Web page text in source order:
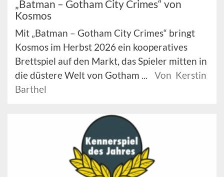
„Batman – Gotham City Crimes“ von
Kosmos
Mit „Batman – Gotham City Crimes“ bringt
Kosmos im Herbst 2026 ein kooperatives
Brettspiel auf den Markt, das Spieler mitten in
die düstere Welt von Gotham ...
Von Kerstin
Barthel